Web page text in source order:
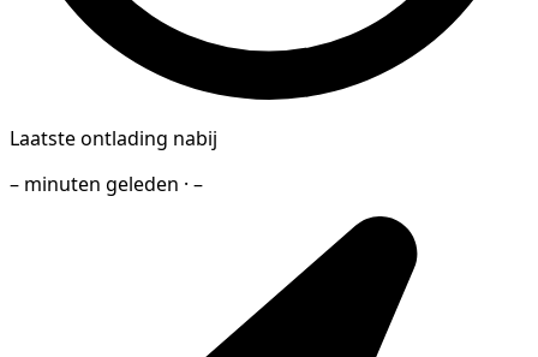
Laatste ontlading nabij
– minuten geleden · –